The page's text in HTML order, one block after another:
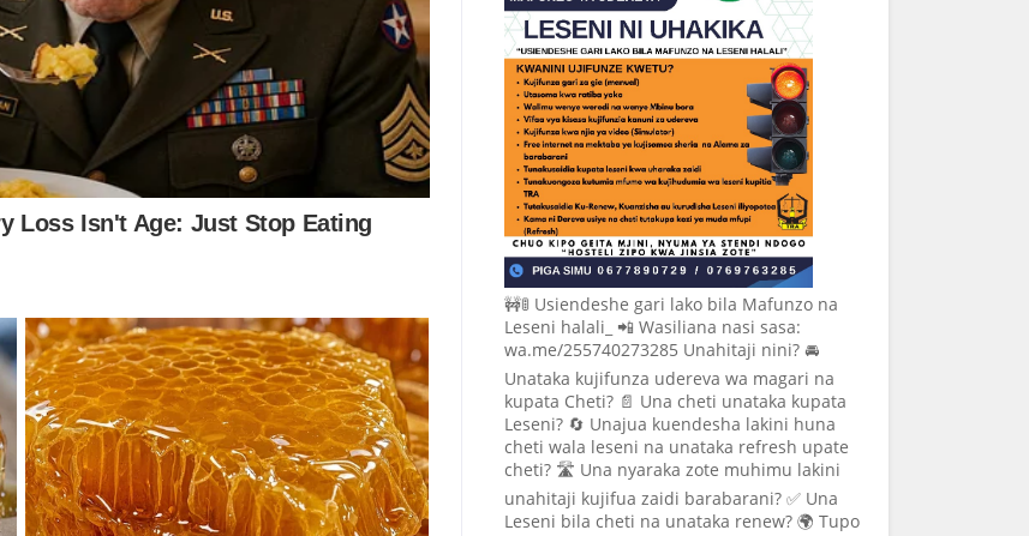
🚧🚦 Usiendeshe gari lako bila Mafunzo na
Leseni halali_ 📲 Wasiliana nasi sasa:
wa.me/255740273285 Unahitaji nini? 🚘
Unataka kujifunza udereva wa magari na
kupata Cheti? 📄 Una cheti unataka kupata
Leseni? 🔄 Unajua kuendesha lakini huna
cheti wala leseni na unataka refresh upate
cheti? 🛣️ Una nyaraka zote muhimu lakini
unahitaji kujifua zaidi barabarani? ✅ Una
Leseni bila cheti na unataka renew? 🌍 Tupo